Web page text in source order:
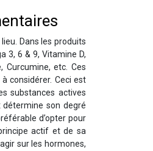
Dans les produits
3, 6 & 9, Vitamine D,
Curcumine, etc. Ces
considérer. Ceci est
substances actives
détermine son degré
d’opter pour
actif et de sa
sur les hormones,